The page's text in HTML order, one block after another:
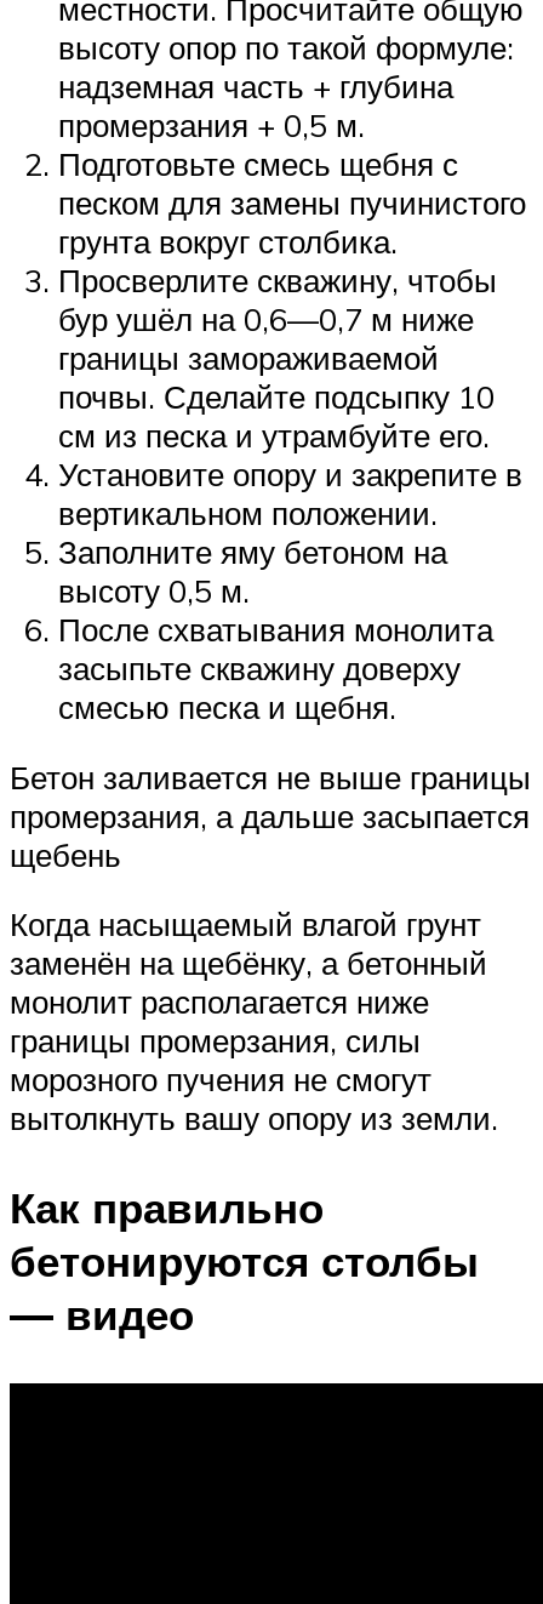
местности. Просчитайте общую
высоту опор по такой формуле:
надземная часть + глубина
промерзания + 0,5 м.
Подготовьте смесь щебня с
песком для замены пучинистого
грунта вокруг столбика.
Просверлите скважину, чтобы
бур ушёл на 0,6—0,7 м ниже
границы замораживаемой
почвы. Сделайте подсыпку 10
см из песка и утрамбуйте его.
Установите опору и закрепите в
вертикальном положении.
Заполните яму бетоном на
высоту 0,5 м.
После схватывания монолита
засыпьте скважину доверху
смесью песка и щебня.
Бетон заливается не выше границы
промерзания, а дальше засыпается
щебень
Когда насыщаемый влагой грунт
заменён на щебёнку, а бетонный
монолит располагается ниже
границы промерзания, силы
морозного пучения не смогут
вытолкнуть вашу опору из земли.
Как правильно
бетонируются столбы
— видео